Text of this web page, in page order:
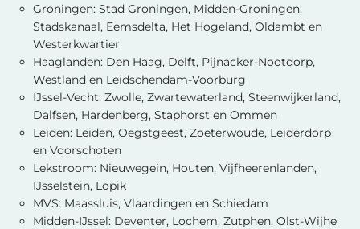
Groningen: Stad Groningen, Midden-Groningen,
Stadskanaal, Eemsdelta, Het Hogeland, Oldambt en
Westerkwartier
Haaglanden: Den Haag, Delft, Pijnacker-Nootdorp,
Westland en Leidschendam-Voorburg
IJssel-Vecht: Zwolle, Zwartewaterland, Steenwijkerland,
Dalfsen, Hardenberg, Staphorst en Ommen
Leiden: Leiden, Oegstgeest, Zoeterwoude, Leiderdorp
en Voorschoten
Lekstroom: Nieuwegein, Houten, Vijfheerenlanden,
IJsselstein, Lopik
MVS: Maassluis, Vlaardingen en Schiedam
Midden-IJssel: Deventer, Lochem, Zutphen, Olst-Wijhe